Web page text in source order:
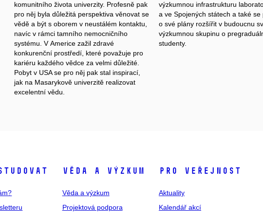
komunitního života univerzity. Profesně pak
pro něj byla důležitá perspektiva věnovat se
vědě a být s oborem v neustálém kontaktu,
navíc v rámci tamního nemocničního
systému. V Americe zažil zdravé
konkurenční prostředí, které považuje pro
kariéru každého vědce za velmi důležité.
Pobyt v USA se pro něj pak stal inspirací,
jak na Masarykově univerzitě realizovat
excelentní vědu.
výzkumnou infrastrukturu
a ve Spojených státech a také se
o své plány rozšířit v budoucnu
výzkumnou skupinu o
studenty.
Věda a výzkum
Věda a výzkum
Projektová podpora
Pro veřejnost
Aktuality
Kalendář akcí